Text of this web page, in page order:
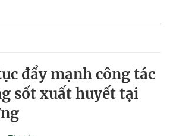
đẩy mạnh công tác
sốt xuất huyết tại